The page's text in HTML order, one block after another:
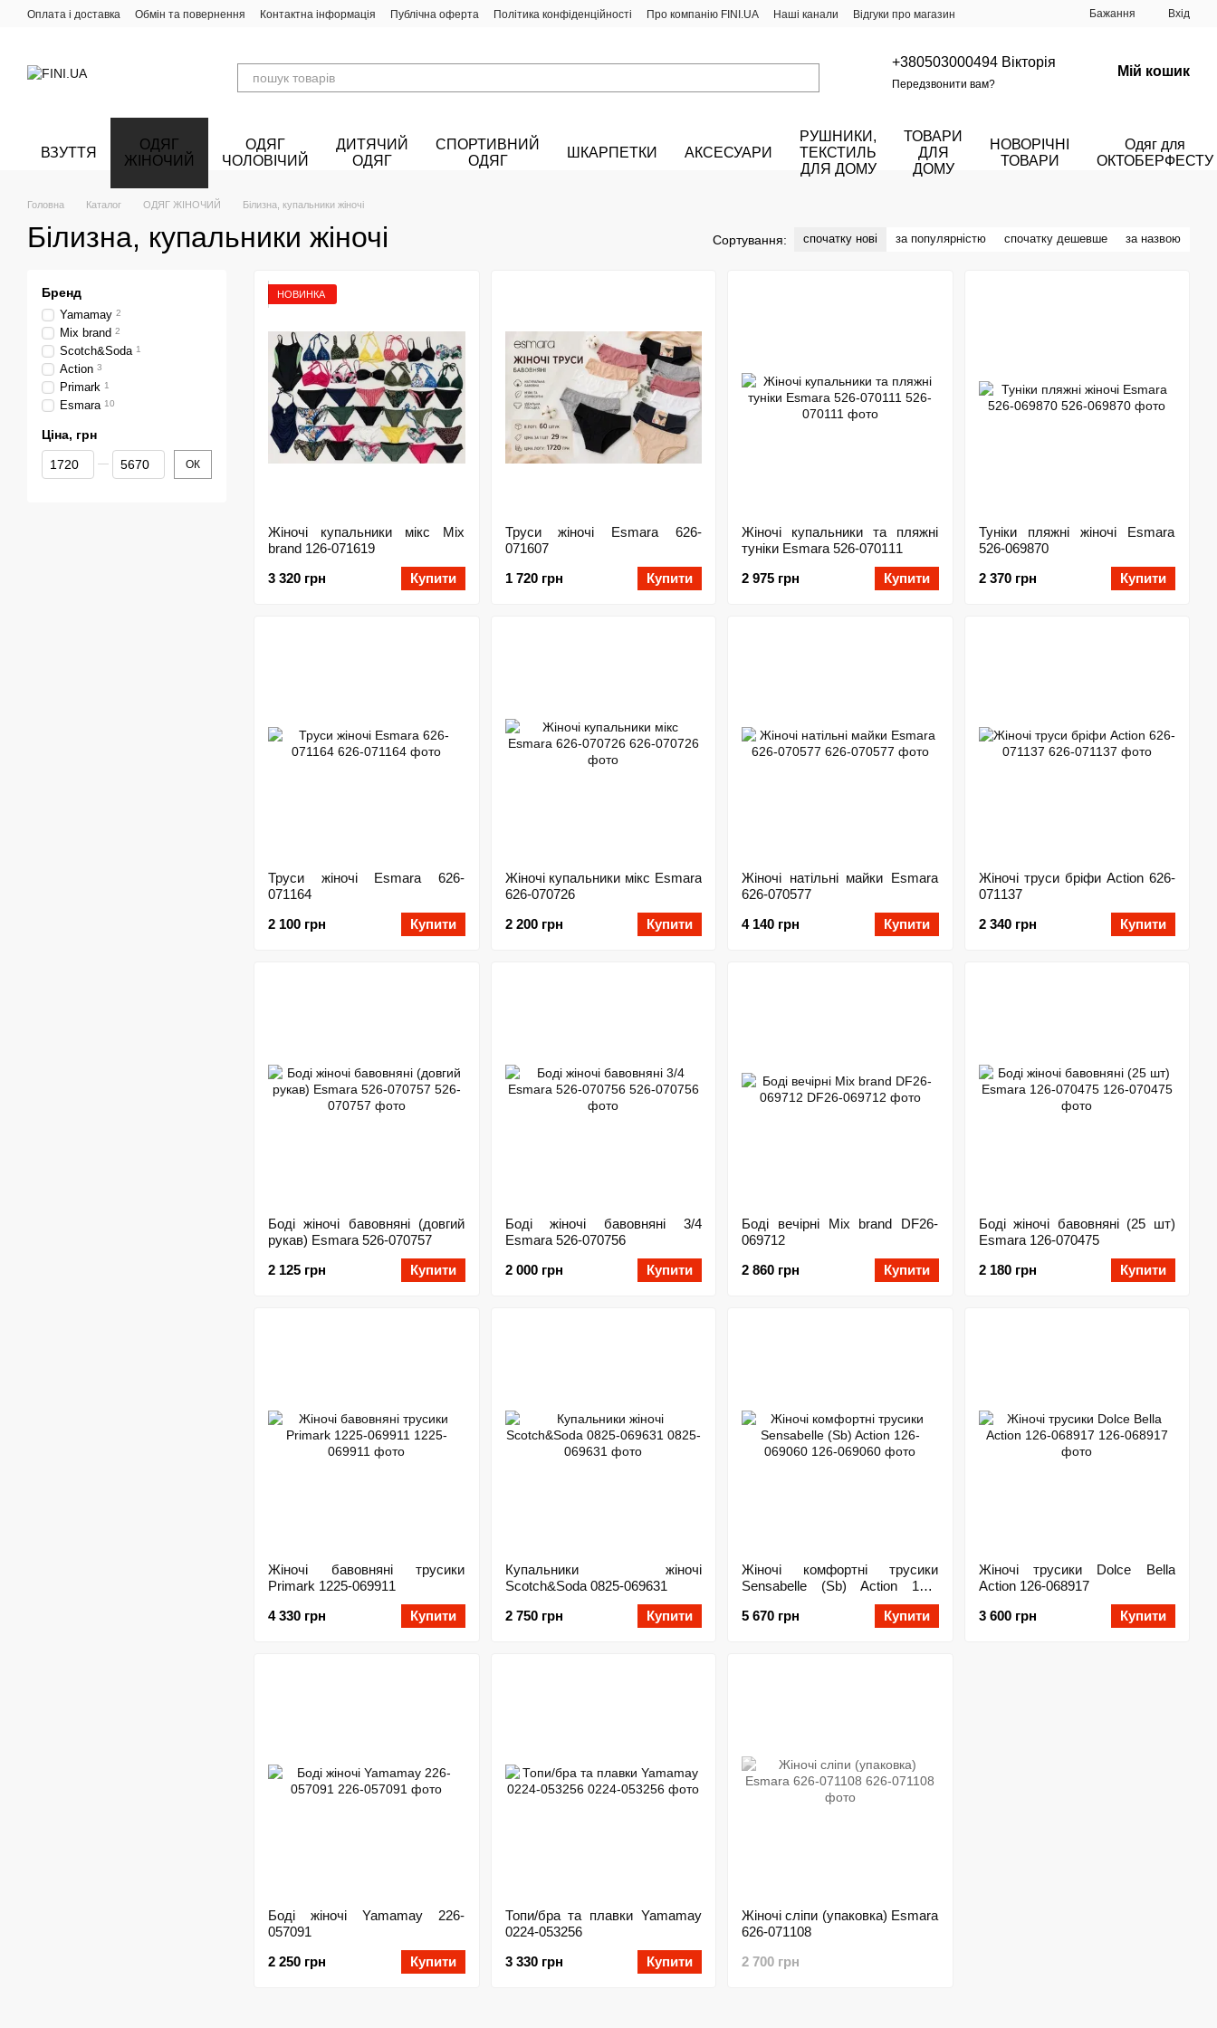
Перейти до основного контенту
Оплата і доставка Обмін та повернення Контактна інформація Публічна оферта Політика конфіденційності Про компанію FINI.UA Наші канали Відгуки про магазин Бажання Вхід
+380503000494 Вікторія
Передзвонити вам?
Мій кошик
ВЗУТТЯ
ОДЯГ
ЖІНОЧИЙ
ОДЯГ
ЧОЛОВІЧИЙ
ДИТЯЧИЙ
ОДЯГ
СПОРТИВНИЙ
ОДЯГ
ШКАРПЕТКИ АКСЕСУАРИ
РУШНИКИ,
ТЕКСТИЛЬ
ДЛЯ ДОМУ
ТОВАРИ
ДЛЯ
ДОМУ
НОВОРІЧНІ
ТОВАРИ
Одяг для
ОКТОБЕРФЕСТУ
Головна Каталог ОДЯГ ЖІНОЧИЙ Білизна, купальники жіночі
Білизна, купальники жіночі Сортування: спочатку нові за популярністю спочатку дешевше за назвою
НОВИНКА
Жіночі купальники мікс Mix
brand 126-071619
3 320 грн
Купити
Труси жіночі Esmara 626-
071607
1 720 грн
Купити
Жіночі купальники та пляжні
туніки Esmara 526-070111
2 975 грн
Купити
Туніки пляжні жіночі Esmara
526-069870
2 370 грн
Купити
Труси жіночі Esmara 626-
071164
2 100 грн
Купити
Жіночі купальники мікс Esmara
626-070726
2 200 грн
Купити
Жіночі натільні майки Esmara
626-070577
4 140 грн
Купити
Жіночі труси бріфи Action 626-
071137
2 340 грн
Купити
Боді жіночі бавовняні (довгий
рукав) Esmara 526-070757
2 125 грн
Купити
Боді жіночі бавовняні 3/4
Esmara 526-070756
2 000 грн
Купити
Боді вечірні Mix brand DF26-
069712
2 860 грн
Купити
Боді жіночі бавовняні (25 шт)
Esmara 126-070475
2 180 грн
Купити
Жіночі бавовняні трусики
Primark 1225-069911
4 330 грн
Купити
Купальники жіночі
Scotch&Soda 0825-069631
2 750 грн
Купити
Жіночі комфортні трусики
Sensabelle (Sb) Action 126-
5 670 грн
Купити
Жіночі трусики Dolce Bella
Action 126-068917
3 600 грн
Купити
Боді жіночі Yamamay 226-
057091
2 250 грн
Купити
Топи/бра та плавки Yamamay
0224-053256
3 330 грн
Купити
Жіночі сліпи (упаковка) Esmara
626-071108
2 700 грн
Бренд
Yamamay 2
Mix brand 2
Scotch&Soda 1
Action 3
Primark 1
Esmara 10
Ціна, грн
Від Ціна, грн
До Ціна, грн ОК